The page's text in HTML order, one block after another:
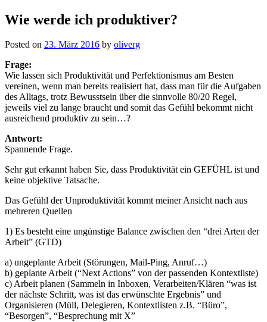
Wie werde ich produktiver?
Posted on 23. März 2016 by oliverg
Frage:
Wie lassen sich Produktivität und Perfektionismus am Besten
vereinen, wenn man bereits realisiert hat, dass man für die Aufgaben
des Alltags, trotz Bewusstsein über die sinnvolle 80/20 Regel,
jeweils viel zu lange braucht und somit das Gefühl bekommt nicht
ausreichend produktiv zu sein…?
Antwort:
Spannende Frage.
Sehr gut erkannt haben Sie, dass Produktivität ein GEFÜHL ist und
keine objektive Tatsache.
Das Gefühl der Unproduktivität kommt meiner Ansicht nach aus
mehreren Quellen
1) Es besteht eine ungünstige Balance zwischen den “drei Arten der
Arbeit” (GTD)
a) ungeplante Arbeit (Störungen, Mail-Ping, Anruf…)
b) geplante Arbeit (“Next Actions” von der passenden Kontextliste)
c) Arbeit planen (Sammeln in Inboxen, Verarbeiten/Klären “was ist
der nächste Schritt, was ist das erwünschte Ergebnis” und
Organisieren (Müll, Delegieren, Kontextlisten z.B. “Büro”,
“Besorgen”, “Besprechung mit X”